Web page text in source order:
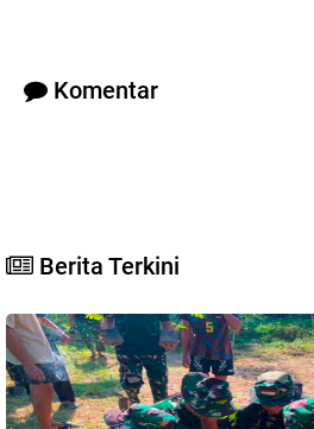
Komentar
Berita Terkini